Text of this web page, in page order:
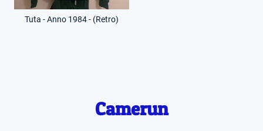
Tuta - Anno 1984 - (Retro)
Camerun